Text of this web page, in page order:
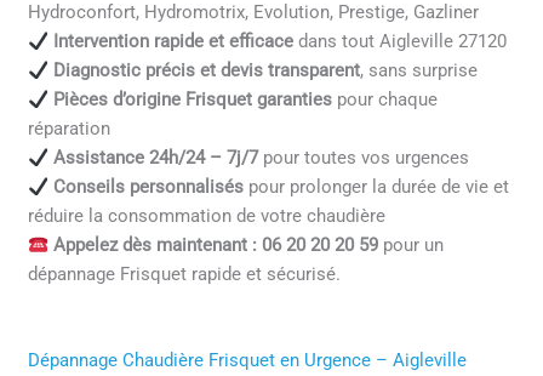
Hydroconfort, Hydromotrix, Evolution, Prestige, Gazliner
Intervention rapide et efficacedans tout Aigleville 27120
Diagnostic précis et devis transparent, sans surprise
Pièces d’origine Frisquet garantiespour chaque
réparation
Assistance 24h/24 – 7j/7pour toutes vos urgences
Conseils personnaliséspour prolonger la durée de vie et
réduire la consommation de votre chaudière
Appelez dès maintenant : 06 20 20 20 59pour un
dépannage Frisquet rapide et sécurisé.
Dépannage Chaudière Frisquet en Urgence – Aigleville